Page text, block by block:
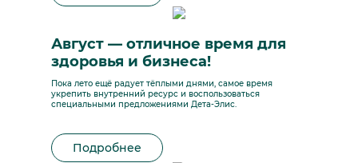
Август — отличное время для
здоровья и бизнеса!
Пока лето ещё радует тёплыми днями, самое время
укрепить внутренний ресурс и воспользоваться
специальными предложениями Дета-Элис.
Подробнее